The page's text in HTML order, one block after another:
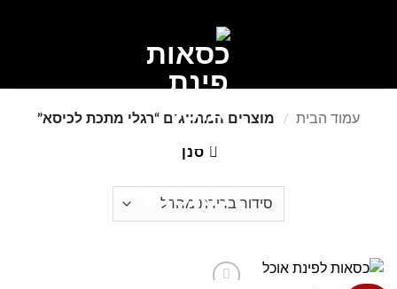
עמוד הבית / מוצרים המתויגים “רגלי מתכת לכיסא”
סנן